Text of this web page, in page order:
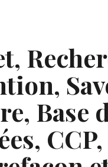
Base